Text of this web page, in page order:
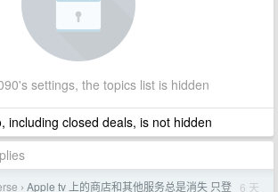
settings, the topics list is hidden
including closed deals, is not hidden
› Apple tv 上的商店和其他服务总是消失 只登 6 天